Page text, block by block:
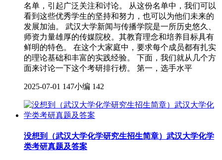
名单，引起广泛关注和讨论。 从这份名单中，我们可以
看到这些优秀学生的坚持和努力，也可以为他们未来的
发展加油。 武汉大学新闻与传播学院是一所历史悠久、
师资力量雄厚的传媒院校。其教育理念和培养目标具有
鲜明的特色。 在这个大家庭中，要求每个成员都有扎实
的理论基础和丰富的实践经验。 下面，我们就从几个方
面来讨论一下这个考研排行榜。 第一，选手水平
2025-07-01 147小编 142
没想到（武汉大学化学研究生招生简章）武汉大学化学
类考研真题及答案